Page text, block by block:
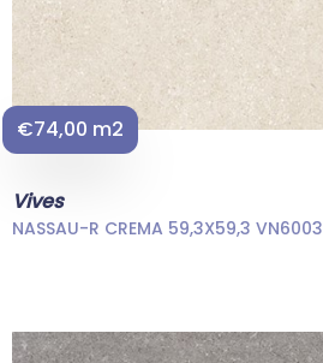
€74,00 m2
Vives
NASSAU-R CREMA 59,3X59,3 VN6003